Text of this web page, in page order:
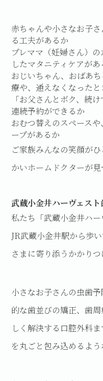
赤ちゃんや小さなお子
る工夫があるか
プレママ（妊婦さん）
したマタニティケアがあ
おじいちゃん、おばあ
療や、通えなくなった
「お父さんとボク、続
連続予約ができるか
おむつ替えのスペース
ープがあるか
ご家族みんなの笑顔が
かいホームドクターが見
武蔵小金井ハーヴェス
私たち「武蔵小金井ハー
JR武蔵小金井駅から歩
さまに寄り添うかかりつ
小さなお子さんの虫歯
的な歯並びの矯正、歯
しく解決する口腔外科
を丸ごと包み込めるよう